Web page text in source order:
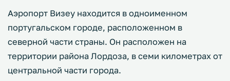
Аэропорт Визеу находится в одноименном
португальском городе, расположенном в
северной части страны. Он расположен на
территории района Лордоза, в семи километрах от
центральной части города.